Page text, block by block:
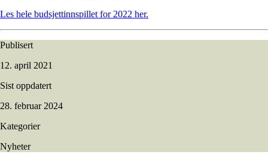
Les hele budsjettinnspillet for 2022 her.
Publisert
12. april 2021
Sist oppdatert
28. februar 2024
Kategorier
Nyheter